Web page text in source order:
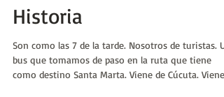
Pablo Javier Coronel
7 ene